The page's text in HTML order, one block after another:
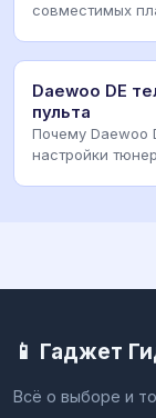
совместимых
Daewoo DE
пульта
Почему Daewoo
настройки
📱 Гаджет
Всё о выборе и